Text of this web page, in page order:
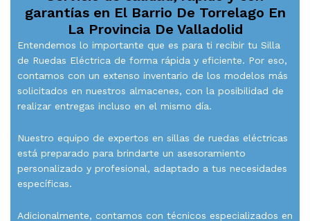
garantías en El Barrio De Torrelago En
La Provincia De Valladolid
Entendemos lo importante que es para ti recibir tu Silla
de Ruedas Eléctrica de forma rápida y eficiente. Por eso,
contamos con un extenso inventario de los modelos más
solicitados en nuestros almacenes, con la posibilidad de
realizar entregas incluso en el mismo día.
Nuestro equipo de expertos en sillas de ruedas eléctricas
está preparado para brindarte un asesoramiento
personalizado y profesional, adaptado a tus necesidades
específicas.
Adicionalmente, contamos con técnicos especializados en